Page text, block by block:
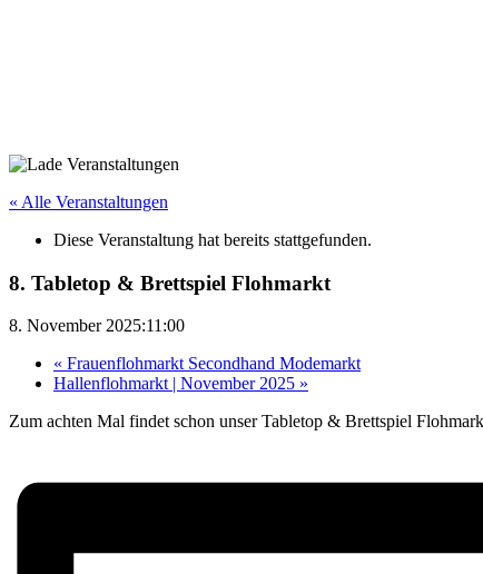
« Alle Veranstaltungen
Diese Veranstaltung hat bereits stattgefunden.
8. Tabletop & Brettspiel Flohmarkt
8. November 2025:11:00
« Frauenflohmarkt Secondhand Modemarkt
Hallenflohmarkt | November 2025 »
Zum achten Mal findet schon unser Tabletop & Brettspiel